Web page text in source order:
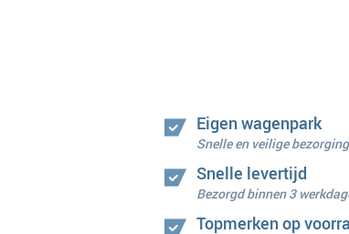
Eigen wagenpark
Snelle en veilige bezorging
Snelle levertijd
Bezorgd binnen 3
Topmerken op